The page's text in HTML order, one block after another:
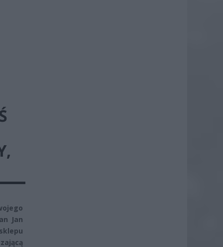
Jan